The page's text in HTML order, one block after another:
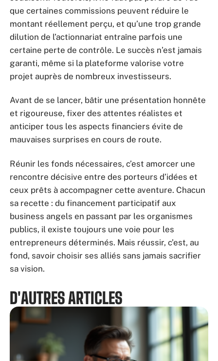
que certaines commissions peuvent réduire le
montant réellement perçu, et qu’une trop grande
dilution de l’actionnariat entraîne parfois une
certaine perte de contrôle. Le succès n’est jamais
garanti, même si la plateforme valorise votre
projet auprès de nombreux investisseurs.
Avant de se lancer, bâtir une présentation honnête
et rigoureuse, fixer des attentes réalistes et
anticiper tous les aspects financiers évite de
mauvaises surprises en cours de route.
Réunir les fonds nécessaires, c’est amorcer une
rencontre décisive entre des porteurs d’idées et
ceux prêts à accompagner cette aventure. Chacun
sa recette : du financement participatif aux
business angels en passant par les organismes
publics, il existe toujours une voie pour les
entrepreneurs déterminés. Mais réussir, c’est, au
fond, savoir choisir ses alliés sans jamais sacrifier
sa vision.
D'AUTRES ARTICLES